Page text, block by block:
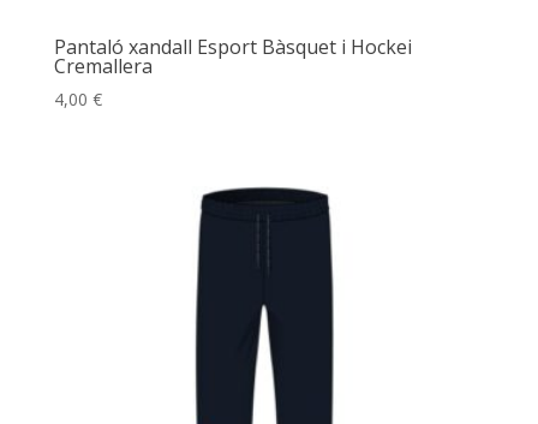
Pantaló xandall Esport Bàsquet i Hockei
Cremallera
4,00 €